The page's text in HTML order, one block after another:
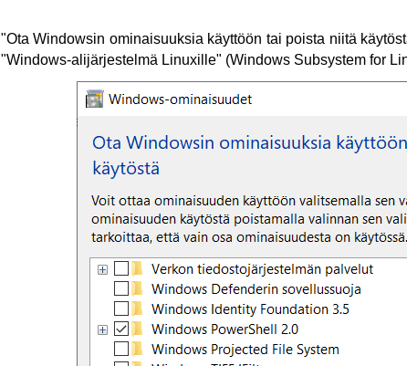
"Ota Windowsin ominaisuuksia käyttöön tai poista niitä
"Windows-alijärjestelmä Linuxille" (Windows Subsystem for